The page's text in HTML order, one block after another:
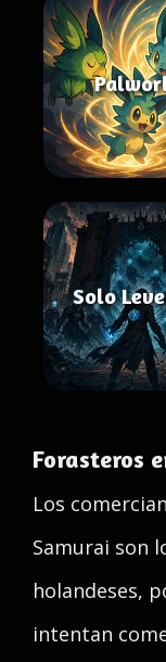
Solo
Forasteros
Los
Samurai son
holandeses,
intentan